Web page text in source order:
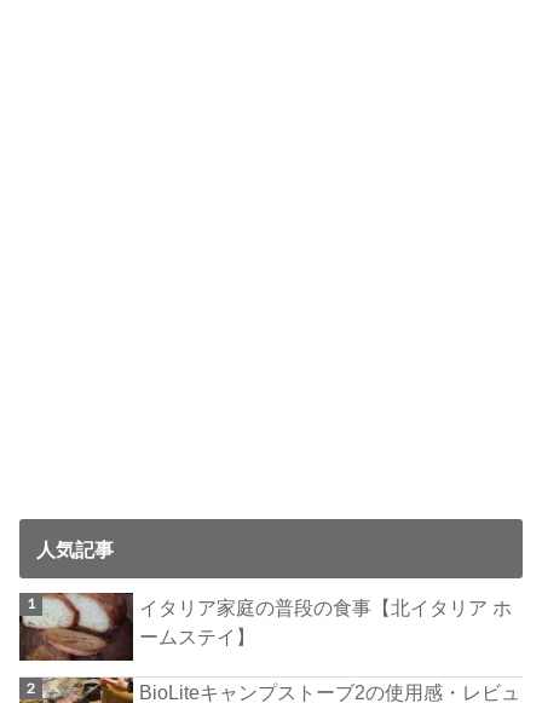
人気記事
イタリア家庭の普段の食事【北イタリア ホ
ームステイ】
BioLiteキャンプストーブ2の使用感・レビュ